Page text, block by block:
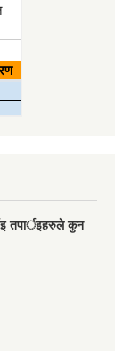
तपार्इहरुले कुन